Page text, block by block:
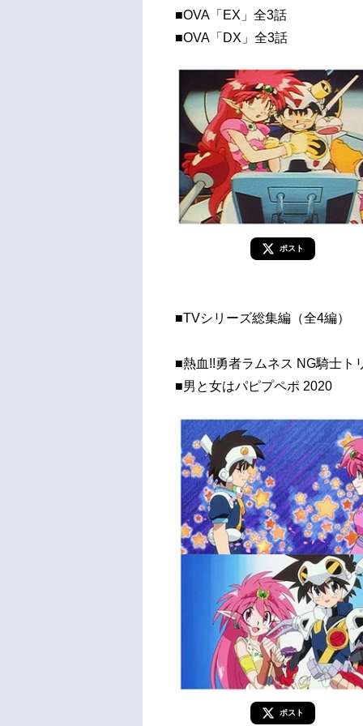
■OVA「EX」全3話
■OVA「DX」全3話
ポスト
■TVシリーズ総集編（全4編）
■熱血!!勇者ラムネス NG騎士ト
■男と女はパピプペポ 2020
ポスト